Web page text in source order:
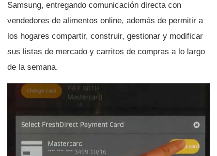
Samsung, entregando comunicación directa con
vendedores de alimentos online, además de permitir a
los hogares compartir, construir, gestionar y modificar
sus listas de mercado y carritos de compras a lo largo
de la semana.